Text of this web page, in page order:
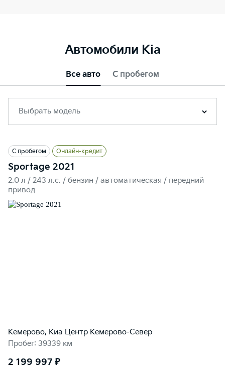
Автомобили Kia
Все авто С пробегом
Выбрать модель
С пробегом Онлайн-кредит
Sportage 2021
2.0 л / 243 л.c. / бензин / автоматическая / передний
привод
Кемерово, Киа Центр Кемерово-Север
Пробег: 39339 км
2 199 997 ₽